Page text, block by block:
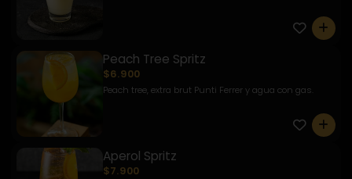
0
Peach Tree Spritz
$6.900
Peach tree, extra brut Punti Ferrer y agua con gas.
0
Aperol Spritz
$7.900